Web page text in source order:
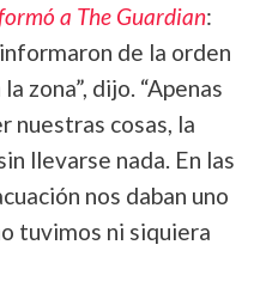
a The Guardian:
de la orden
zona”, dijo. “Apenas
nuestras cosas, la
llevarse nada. En las
nos daban uno
tuvimos ni siquiera